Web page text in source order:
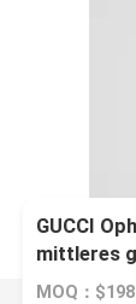
GUCCI
mittleres